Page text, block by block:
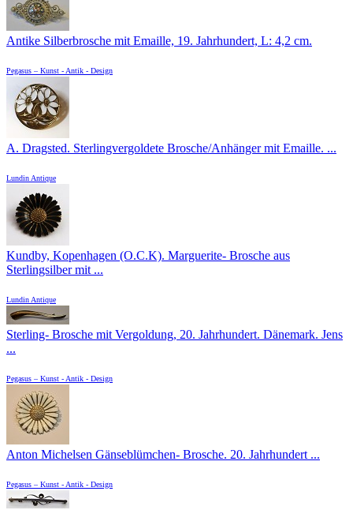
Antike Silberbrosche mit Emaille, 19. Jahrhundert, L: 4,2 cm.
Pegasus – Kunst - Antik - Design
A. Dragsted. Sterlingvergoldete Brosche/Anhänger mit Emaille. ...
Lundin Antique
Kundby, Kopenhagen (O.C.K). Marguerite- Brosche aus
Sterlingsilber mit ...
Lundin Antique
Sterling- Brosche mit Vergoldung, 20. Jahrhundert. Dänemark. Jens
...
Pegasus – Kunst - Antik - Design
Anton Michelsen Gänseblümchen- Brosche. 20. Jahrhundert ...
Pegasus – Kunst - Antik - Design